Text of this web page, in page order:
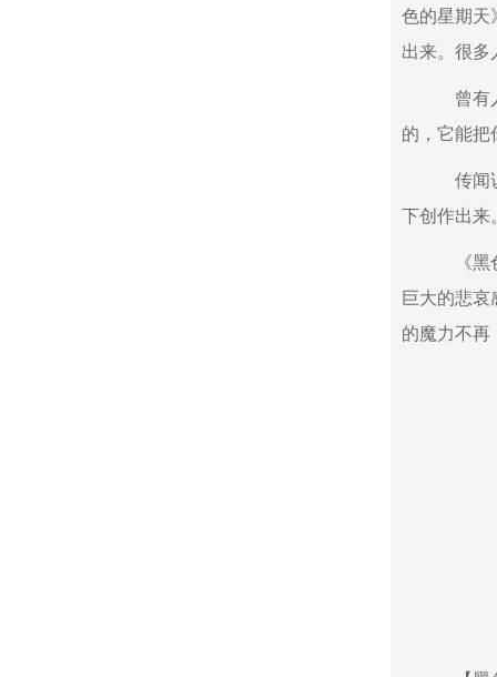
色的星期天
出来。很
曾有人
的，它能把
传闻说
下创作出来
《黑色
巨大的悲哀
的魔力不再